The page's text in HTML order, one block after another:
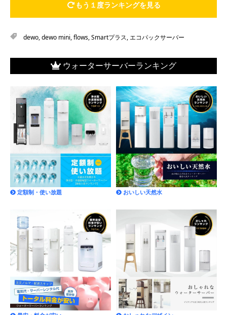
もう１度ランキングを見る
dewo,dewo mini,flows,Smartプラス,エコパックサーバー
ウォーターサーバーランキング
定額制・使い放題 おいしい天然水